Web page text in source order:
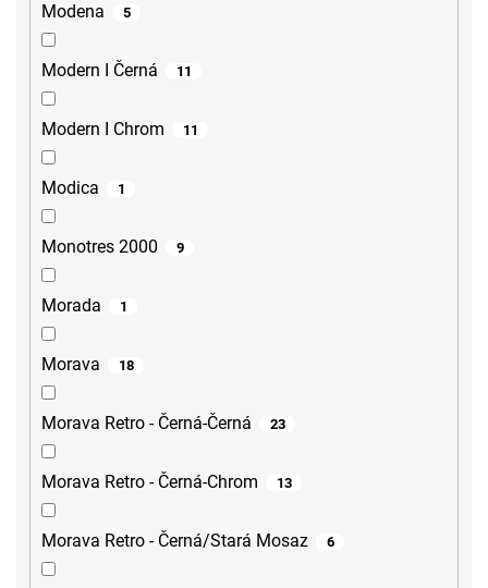
Modena 5
Modern I Černá 11
Modern I Chrom 11
Modica 1
Monotres 2000 9
Morada 1
Morava 18
Morava Retro - Černá-Černá 23
Morava Retro - Černá-Chrom 13
Morava Retro - Černá/Stará Mosaz 6